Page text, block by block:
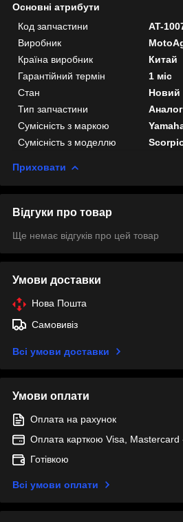
Основні атрибути
Код запчастини
AT-
Виробник
Країна виробник
Китай
Гарантійний термін
1 міс
Стан
Новий
Тип запчастини
Аналог
Сумісність з маркою
Сумісність з моделлю
Приховати
Відгуки про товар
Ще немає відгуків про цей товар
Умови доставки
Нова Пошта
Самовивіз
Всі умови доставки
Умови оплати
Оплата на рахунок
Оплата карткою Visa, Mastercard
Готівкою
Всі умови оплати